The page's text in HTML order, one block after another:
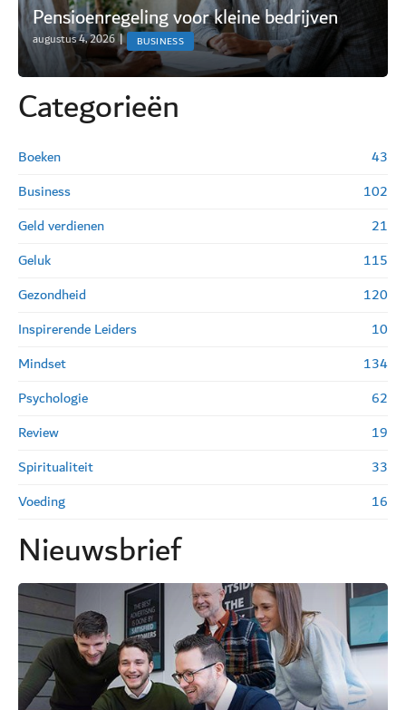
Pensioenregeling voor kleine bedrijven
augustus 4, 2026 | BUSINESS
Categorieën
Boeken
43
Business
102
Geld verdienen
21
Geluk
115
Gezondheid
120
Inspirerende Leiders
10
Mindset
134
Psychologie
62
Review
19
Spiritualiteit
33
Voeding
16
Nieuwsbrief